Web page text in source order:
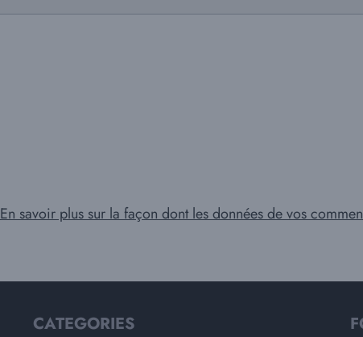
En savoir plus sur la façon dont les données de vos
CATEGORIES